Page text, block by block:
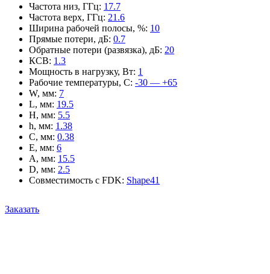
Частота низ, ГГц: 17.7
Частота верх, ГГц: 21.6
Ширина рабочей полосы, %: 10
Прямые потери, дБ: 0.7
Обратные потери (развязка), дБ: 20
КСВ: 1.3
Мощность в нагрузку, Вт: 1
Рабочие температуры, С: -30 — +65
W, мм: 7
L, мм: 19.5
H, мм: 5.5
h, мм: 1.38
C, мм: 0.38
E, мм: 6
A, мм: 15.5
D, мм: 2.5
Совместимость с FDK: Shape41
Заказать